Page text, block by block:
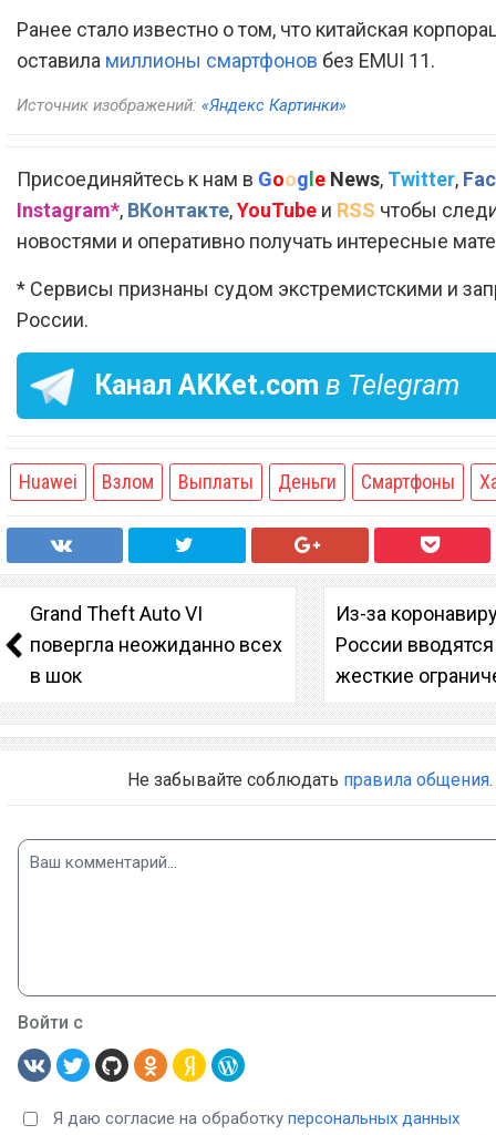
Ранее стало известно о том, что китайская
оставила миллионы смартфонов без EMUI 11.
Источник изображений: «Яндекс Картинки»
Присоединяйтесь к нам в Google News, Twitter,
Instagram*, ВКонтакте,YouTube и RSS чтобы
новостями и оперативно получать интересные
* Сервисы признаны судом экстремистскими и
России.
Канал AKKet.com в Telegram
Huawei Взлом Выплаты Деньги Смартфоны
Grand Theft Auto VI
повергла неожиданно всех
в шок
Из-за
России
жесткие
Не забывайте соблюдать правила общения.
Войти с
Я даю согласие на обработку персональных данных